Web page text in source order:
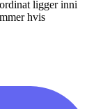
ligger inni
hvis